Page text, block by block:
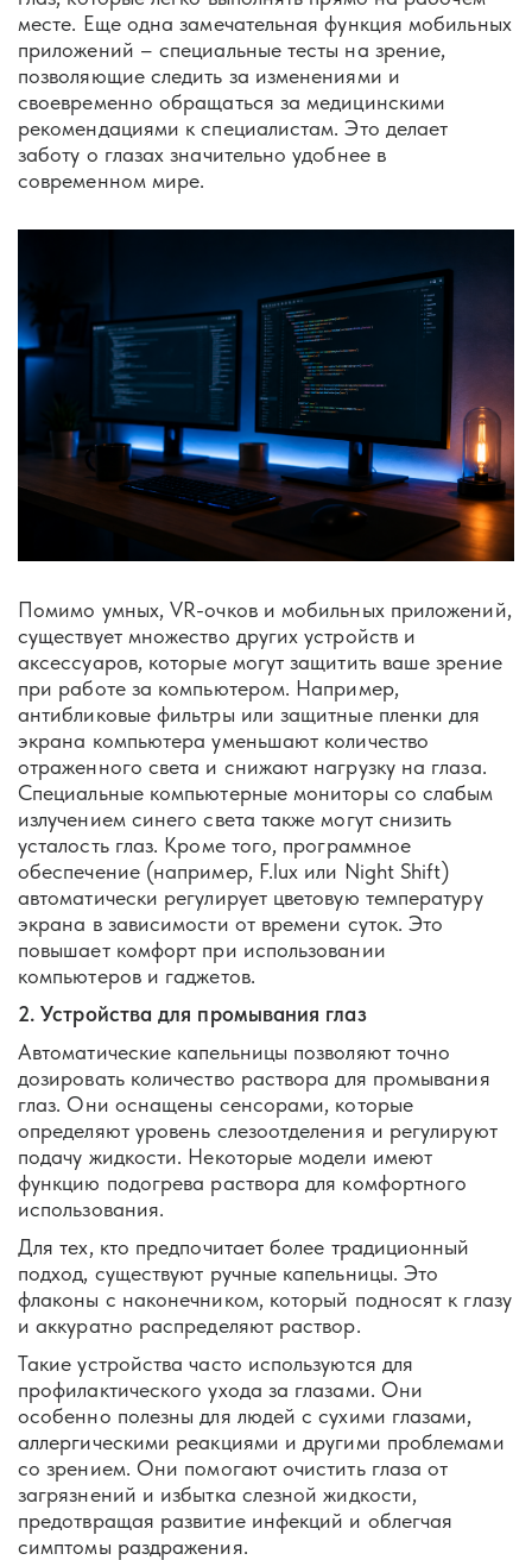
месте. Еще одна замечательная функция мобильных
приложений – специальные тесты на зрение,
позволяющие следить за изменениями и
своевременно обращаться за медицинскими
рекомендациями к специалистам. Это делает
заботу о глазах значительно удобнее в
современном мире.
Помимо умных, VR-очков и мобильных приложений,
существует множество других устройств и
аксессуаров, которые могут защитить ваше зрение
при работе за компьютером. Например,
антибликовые фильтры или защитные пленки для
экрана компьютера уменьшают количество
отраженного света и снижают нагрузку на глаза.
Специальные компьютерные мониторы со слабым
излучением синего света также могут снизить
усталость глаз. Кроме того, программное
обеспечение (например, F.lux или Night Shift)
автоматически регулирует цветовую температуру
экрана в зависимости от времени суток. Это
повышает комфорт при использовании
компьютеров и гаджетов.
2. Устройства для промывания глаз
Автоматические капельницы позволяют точно
дозировать количество раствора для промывания
глаз. Они оснащены сенсорами, которые
определяют уровень слезоотделения и регулируют
подачу жидкости. Некоторые модели имеют
функцию подогрева раствора для комфортного
использования.
Для тех, кто предпочитает более традиционный
подход, существуют ручные капельницы. Это
флаконы с наконечником, который подносят к глазу
и аккуратно распределяют раствор.
Такие устройства часто используются для
профилактического ухода за глазами. Они
особенно полезны для людей с сухими глазами,
аллергическими реакциями и другими проблемами
со зрением. Они помогают очистить глаза от
загрязнений и избытка слезной жидкости,
предотвращая развитие инфекций и облегчая
симптомы раздражения.